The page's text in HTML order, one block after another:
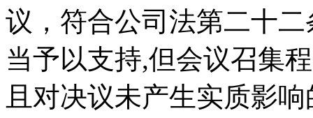
议，符合公司法第二十
当予以支持,但会议召集
且对决议未产生实质影